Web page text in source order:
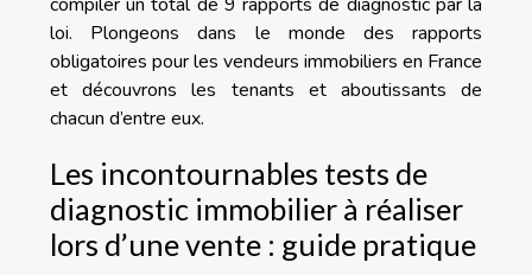
loi. Plongeons dans le monde des rapports
obligatoires pour les vendeurs immobiliers en France
et découvrons les tenants et aboutissants de
chacun d’entre eux.
Les incontournables tests de
diagnostic immobilier à réaliser
lors d’une vente : guide pratique